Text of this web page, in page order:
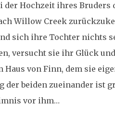
der Hochzeit ihres Bruders
Willow Creek
sich ihre Tochter nichts
versucht sie ihr Glück
Haus von Finn, dem sie
der beiden zueinander ist
vor ihm…